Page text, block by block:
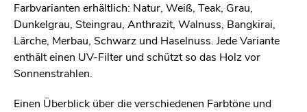
Farbvarianten erhältlich: Natur, Weiß, Teak, Grau,
Dunkelgrau, Steingrau, Anthrazit, Walnuss, Bangkirai,
Lärche, Merbau, Schwarz und Haselnuss. Jede Variante
enthält einen UV-Filter und schützt so das Holz vor
Sonnenstrahlen.
Einen Überblick über die verschiedenen Farbtöne und